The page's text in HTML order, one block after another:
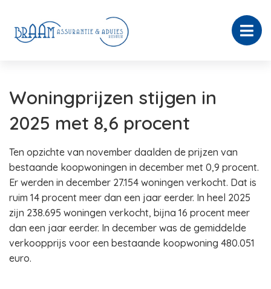
Woningprijzen stijgen in
2025 met 8,6 procent
Ten opzichte van november daalden de prijzen van
bestaande koopwoningen in december met 0,9 procent.
Er werden in december 27.154 woningen verkocht. Dat is
ruim 14 procent meer dan een jaar eerder. In heel 2025
zijn 238.695 woningen verkocht, bijna 16 procent meer
dan een jaar eerder. In december was de gemiddelde
verkoopprijs voor een bestaande koopwoning 480.051
euro.